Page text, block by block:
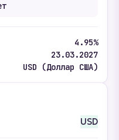
4.95%
23.03.2027
USD (Доллар США)
USD